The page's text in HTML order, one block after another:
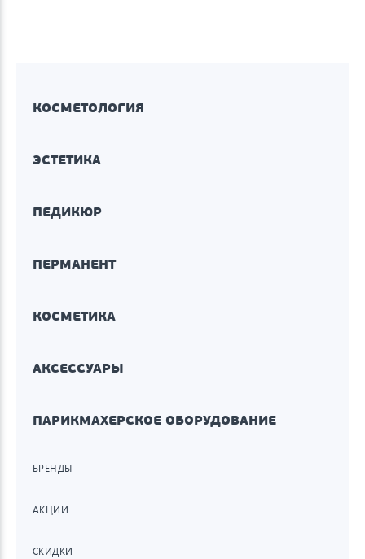
КОСМЕТОЛОГИЯ
ЭСТЕТИКА
ПЕДИКЮР
ПЕРМАНЕНТ
КОСМЕТИКА
АКСЕССУАРЫ
ПАРИКМАХЕРСКОЕ ОБОРУДОВАНИЕ
БРЕНДЫ
АКЦИИ
СКИДКИ